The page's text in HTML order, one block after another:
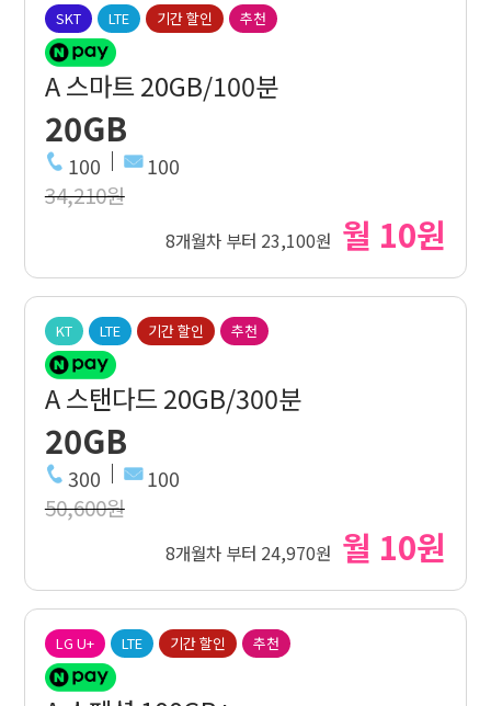
SKT LTE 기간 할인 추천
A 스마트 20GB/100분
20GB
100 100
34,210원
8개월차 부터 23,100원 월 10원
KT LTE 기간 할인 추천
A 스탠다드 20GB/300분
20GB
300 100
50,600원
8개월차 부터 24,970원 월 10원
LG U+ LTE 기간 할인 추천